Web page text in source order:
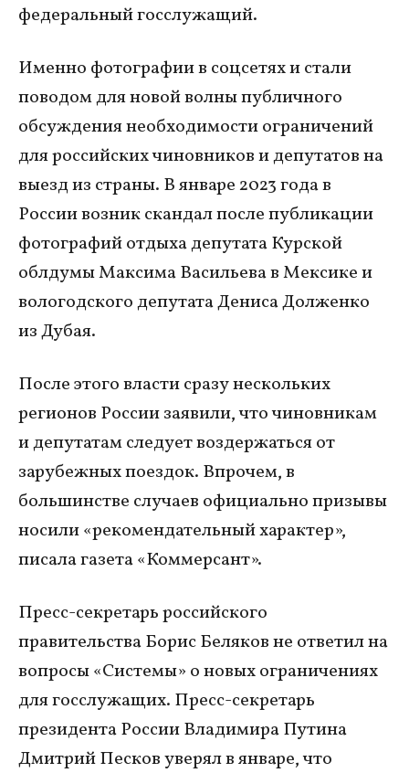
федеральный госслужащий.
Именно фотографии в соцсетях и стали
поводом для новой волны публичного
обсуждения необходимости ограничений
для российских чиновников и депутатов на
выезд из страны. В январе 2023 года в
России возник скандал после публикации
фотографий отдыха депутата Курской
облдумы Максима Васильева в Мексике и
вологодского депутата Дениса Долженко
из Дубая.
После этого власти сразу нескольких
регионов России заявили, что чиновникам
и депутатам следует воздержаться от
зарубежных поездок. Впрочем, в
большинстве случаев официально призывы
носили «рекомендательный характер»,
писала газета «Коммерсант».
Пресс-секретарь российского
правительства Борис Беляков не ответил на
вопросы «Системы» о новых ограничениях
для госслужащих. Пресс-секретарь
президента России Владимира Путина
Дмитрий Песков уверял в январе, что